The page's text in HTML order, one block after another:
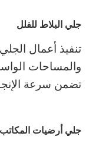
جلي البلاط للفلل
تنفيذ أعمال
والمساحات
تضمن سرعة
جلي أرضيات المكاتب